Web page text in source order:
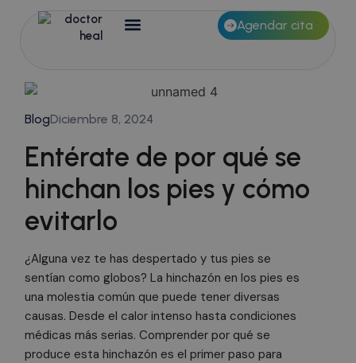
Agendar cita
BlogDiciembre 8, 2024
Entérate de por qué se
hinchan los pies y cómo
evitarlo
¿Alguna vez te has despertado y tus pies se
sentían como globos? La hinchazón en los pies es
una molestia común que puede tener diversas
causas. Desde el calor intenso hasta condiciones
médicas más serias. Comprender por qué se
produce esta hinchazón es el primer paso para